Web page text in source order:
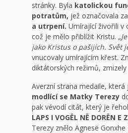
stránky. Byla katolickou
potratům, jež označovala
a utrpení. Umírající živořili v
což je mělo přiblížit Kristu.
jako Kristus o pašijích. Svět
vnucovaly umírajícím křest.
diktátorských režimů,
Averzní strana medaile, která
modlící se Matky Terezy
pak vévodí citát, který je
LAPS I VOGËL NË DORËN E
Terezy znělo Agnesë